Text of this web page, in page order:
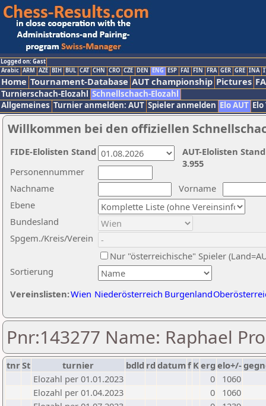
Logged on: Gast
Arabic ARM AZE BIH BUL CAT CHN CRO CZE DEN ENG ESP FAI FIN FRA GER GRE INA
Home Tournament-Database AUT championship Pictures
Turnierschach-Elozahl Schnellschach-Elozahl
Allgemeines Turnier anmelden: AUT Spieler anmelden Elo AUT
Willkommen bei den offiziellen
Nachname
Vorname
Ebene
Sortierung
Personennummer
Bundesland
Spgem./Kreis/Verein
Nur "österreichische" Spieler
Vereinslisten:Wien Niederösterreich Burgenland
AUT-Elolisten
3.955
FIDE-Elolisten Stand
Pnr:143277 Name: Raphael
tnrSt turnier bdld rd datumf Kerg elo+/-
Elozahl per 01.01.2023
0
1060
Elozahl per 01.04.2023
0
1060